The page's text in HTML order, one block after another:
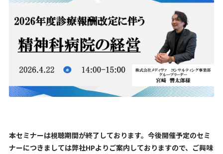
本セミナーは視聴期間が終了しております。今後開催予定のセミ
ナーにつきましては弊社HPよりご案内しておりますので、ご興味